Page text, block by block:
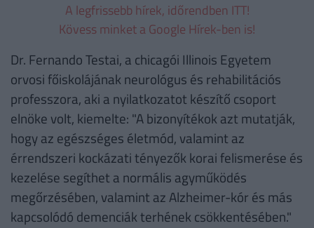
A legfrissebb hírek, időrendben ITT!
Kövess minket a Google Hírek-ben is!
Dr. Fernando Testai, a chicagói Illinois Egyetem
orvosi főiskolájának neurológus és rehabilitációs
professzora, aki a nyilatkozatot készítő csoport
elnöke volt, kiemelte: "A bizonyítékok azt mutatják,
hogy az egészséges életmód, valamint az
érrendszeri kockázati tényezők korai felismerése és
kezelése segíthet a normális agyműködés
megőrzésében, valamint az Alzheimer-kór és más
kapcsolódó demenciák terhének csökkentésében."